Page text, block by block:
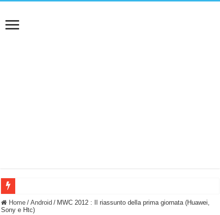
BASTA FATICARE! Questo robot tagliaerba lo appoggi e fa tutto lui! (Senza
Home / Android / MWC 2012 : Il riassunto della prima giornata (Huawei,
Sony e Htc)